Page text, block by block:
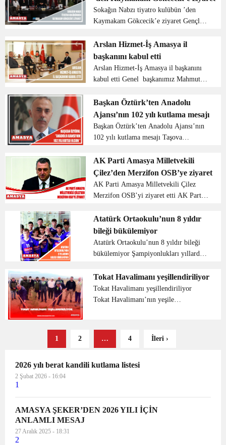
mesajda şu sözleri kulland...
Sokağın Nabzı tiyatro kulübün ’den
Kaymakam Gökcecik’e ziyaret Gençlik
Yarışmaları çerçevesinde Amasya
elemelerinde birinci olan Sokağın nabzı
tiyatro grubu öğrencile...
Arslan Hizmet-İş Amasya il
başkanını kabul etti
Arslan Hizmet-İş Amasya il başkanını
kabul etti Genel başkanımız Mahmut
İş Sendikamızın Amasya il başkanı
Tolga Öztürk ve beraberindeki heyeti
kabul etti. Ziya...
Başkan Öztürk’ten Anadolu
Ajansı’nın 102 yılı kutlama mesajı
Başkan Öztürk’ten Anadolu Ajansı’nın
102 yılı kutlama mesajı Taşova
Anadolu ajansının 102.yıl dönümü için
bir mesaj yayımladı. Başkan Öztürk;
“Anadolu ...
AK Parti Amasya Milletvekili
Çilez’den Merzifon OSB’ye ziyaret
AK Parti Amasya Milletvekili Çilez
Merzifon OSB’yi ziyaret etti AK Parti
Sanayi ve Teknoloji Bakanı Mustafa
Varank’ın katılımıyla 19 Mart’ta açılışı
yapıla...
Atatürk Ortaokulu’nun 8 yıldır
bileği bükülemiyor
Atatürk Ortaokulu’nun 8 yıldır bileği
bükülemiyor Şampiyonlukları yıllardır
yine şampiyon oldu. Amasya’nın
Taşova ilçesindeki Atatürk Ortaokulu,
okul sporla...
Tokat Havalimanı yeşillendiriliyor
Tokat Havalimanı yeşillendiriliyor
Tokat Havalimanı’nın yeşile
fidan dikimi yapıldı. Orman Haftası
1 2 … 4 İleri ›
2026 yılı berat kandili kutlama listesi
2 Şubat 2026 - 16:04
1
AMASYA ŞEKER’DEN 2026 YILI İÇİN
ANLAMLI MESAJ
27 Aralık 2025 - 18:31
2